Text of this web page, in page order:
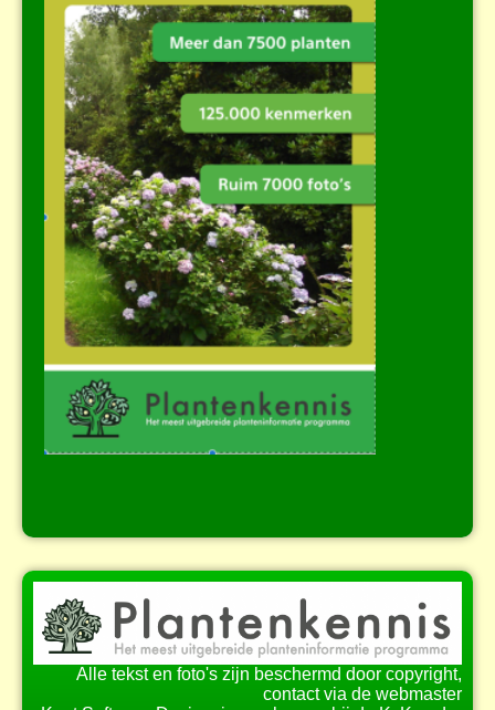
Alle tekst en foto's zijn beschermd door copyright,
contact via de webmaster